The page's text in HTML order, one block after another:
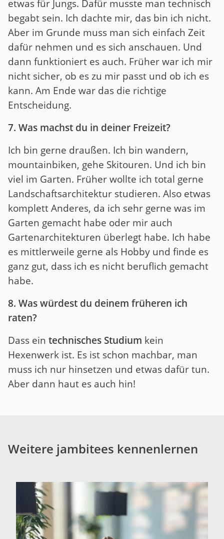
etwas für Jungs. Dafür musste man technisch
begabt sein. Ich dachte mir, das bin ich nicht.
Aber im Grunde muss man sich einfach Zeit
dafür nehmen und es sich anschauen. Und
dann funktioniert es auch. Früher war ich mir
nicht sicher, ob es zu mir passt und ob ich es
kann. Am Ende war das die richtige
Entscheidung.
7. Was machst du in deiner Freizeit?
Ich bin gerne draußen. Ich bin wandern,
mountainbiken, gehe Skitouren. Und ich bin
viel im Garten. Früher wollte ich total gerne
Landschaftsarchitektur studieren. Also etwas
komplett Anderes, da ich sehr gerne was im
Garten gemacht habe oder mir auch
Gartenarchitekturen überlegt habe. Ich habe
es mittlerweile gerne als Hobby und finde es
ganz gut, dass ich es nicht beruflich gemacht
habe.
8. Was würdest du deinem früheren ich
raten?
Dass ein technisches Studium kein
Hexenwerk ist. Es ist schon machbar, man
muss ich nur hinsetzen und etwas dafür tun.
Aber dann haut es auch hin!
Weitere jambitees kennenlernen